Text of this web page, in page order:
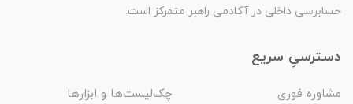
حسابرسی داخلی در آکادمی راهبر متمرکز است.
دسترسیِ سریع
مشاوره فوری
چک‌لیست‌ها و ابزارها